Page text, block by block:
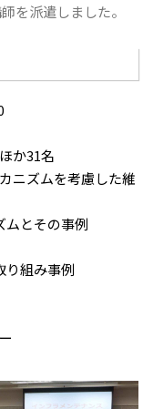
を派遣しました。
か31名
ニズムを考慮した維
とその事例
組み事例